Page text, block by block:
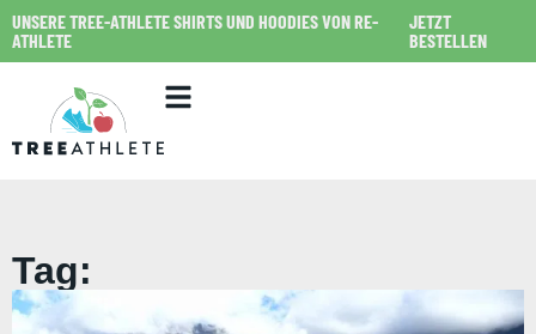
UNSERE TREE-ATHLETE SHIRTS UND HOODIES VON RE-
ATHLETE
JETZT
BESTELLEN
Tag: